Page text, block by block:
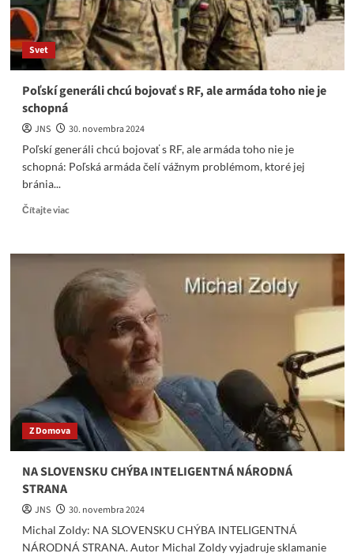
elektriny
Svet
Poľskí generáli chcú bojovať s RF, ale armáda toho nie je
schopná
JNS
30. novembra 2024
Poľskí generáli chcú bojovať s RF, ale armáda toho nie je
schopná: Poľská armáda čelí vážnym problémom, ktoré jej
bránia...
Čítajte viacRead
Poľskí
generáli
chcú
bojovať
armáda
toho
je
schopná
Z Domova
NA SLOVENSKU CHÝBA INTELIGENTNÁ NÁRODNÁ
STRANA
JNS
30. novembra 2024
Michal Zoldy: NA SLOVENSKU CHÝBA INTELIGENTNÁ
NÁRODNÁ STRANA. Autor Michal Zoldy vyjadruje sklamanie